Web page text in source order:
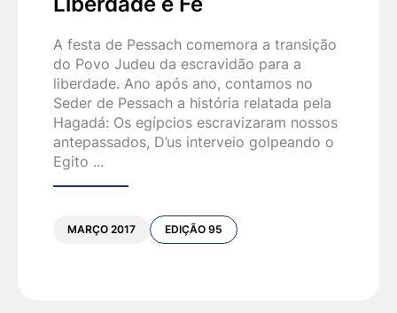
A festa de Pessach comemora a transição
do Povo Judeu da escravidão para a
liberdade. Ano após ano, contamos no
Seder de Pessach a história relatada pela
Hagadá: Os egípcios escravizaram nossos
antepassados, D’us interveio golpeando o
Egito ...
MARÇO 2017 EDIÇÃO 95